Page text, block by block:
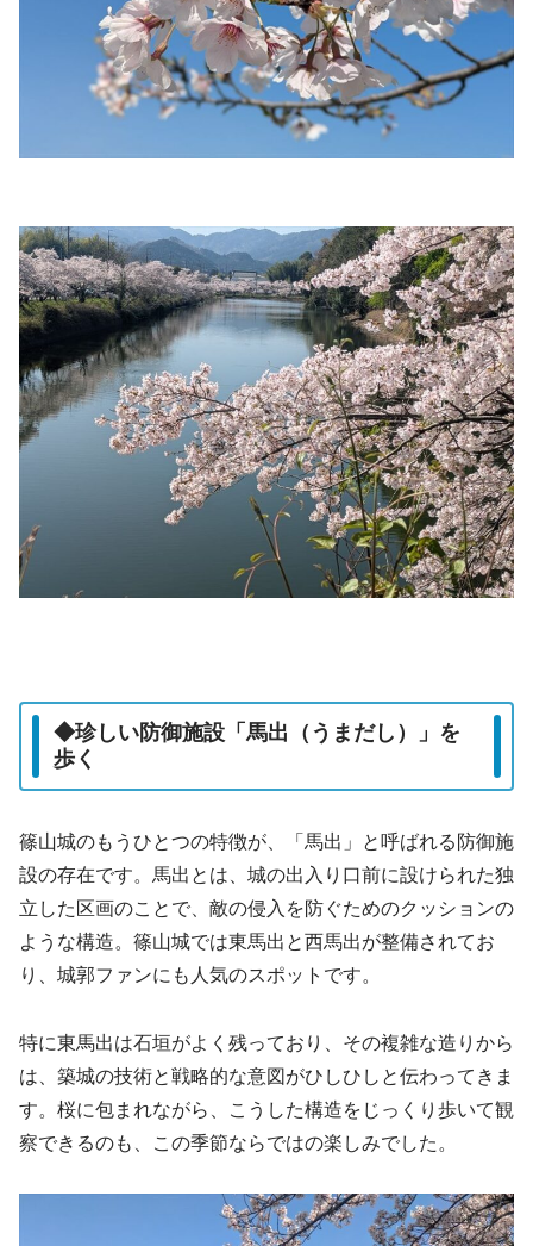
◆珍しい防御施設「馬出（うまだし）」を
歩く
篠山城のもうひとつの特徴が、「馬出」と呼ばれる防御施
設の存在です。馬出とは、城の出入り口前に設けられた独
立した区画のことで、敵の侵入を防ぐためのクッションの
ような構造。篠山城では東馬出と西馬出が整備されてお
り、城郭ファンにも人気のスポットです。
特に東馬出は石垣がよく残っており、その複雑な造りから
は、築城の技術と戦略的な意図がひしひしと伝わってきま
す。桜に包まれながら、こうした構造をじっくり歩いて観
察できるのも、この季節ならではの楽しみでした。